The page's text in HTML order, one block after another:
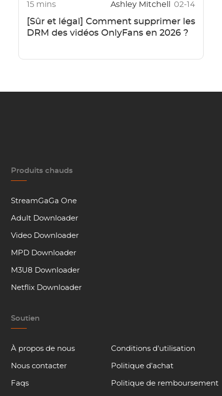
15 mins Ashley Mitchell 02-14
[Sûr et légal] Comment supprimer les
DRM des vidéos OnlyFans en 2026 ?
Produits chauds
StreamGaGa One
Adult Downloader
Video Downloader
MPD Downloader
M3U8 Downloader
Netflix Downloader
Soutien
À propos de nous
Nous contacter
Faqs
Conditions d'utilisation
Politique d'achat
Politique de remboursement